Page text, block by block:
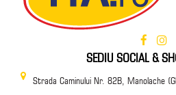
SEDIU SOCIAL &
Strada Caminului Nr. 82B, Manolache